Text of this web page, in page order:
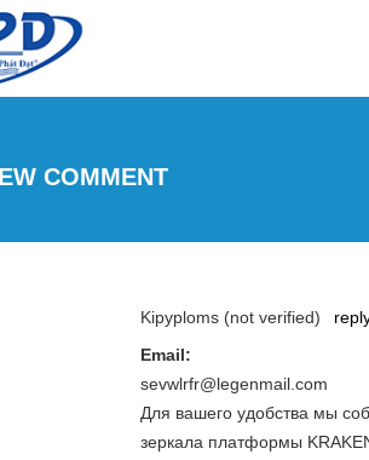
COMMENT
Kipyploms (not verified)
Email:
sevwlrfr@legenmail.com
Для вашего удобства мы
зеркала платформы